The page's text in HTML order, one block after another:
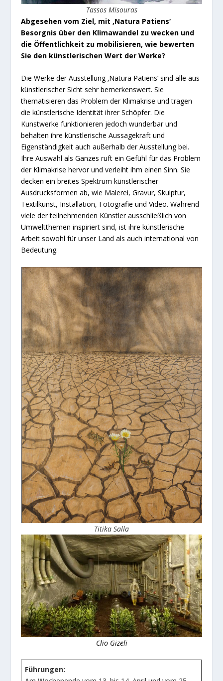
Tassos Misouras
Abgesehen vom Ziel, mit ‚Natura Patiens‘
Besorgnis über den Klimawandel zu wecken und
die Öffentlichkeit zu mobilisieren, wie bewerten
Sie den künstlerischen Wert der Werke?
Die Werke der Ausstellung ‚Natura Patiens‘ sind alle aus
künstlerischer Sicht sehr bemerkenswert. Sie
thematisieren das Problem der Klimakrise und tragen
die künstlerische Identität ihrer Schöpfer. Die
Kunstwerke funktionieren jedoch wunderbar und
behalten ihre künstlerische Aussagekraft und
Eigenständigkeit auch außerhalb der Ausstellung bei.
Ihre Auswahl als Ganzes ruft ein Gefühl für das Problem
der Klimakrise hervor und verleiht ihm einen Sinn. Sie
decken ein breites Spektrum künstlerischer
Ausdrucksformen ab, wie Malerei, Gravur, Skulptur,
Textilkunst, Installation, Fotografie und Video. Während
viele der teilnehmenden Künstler ausschließlich von
Umweltthemen inspiriert sind, ist ihre künstlerische
Arbeit sowohl für unser Land als auch international von
Bedeutung.
Titika Salla
Clio Gizeli
Führungen: